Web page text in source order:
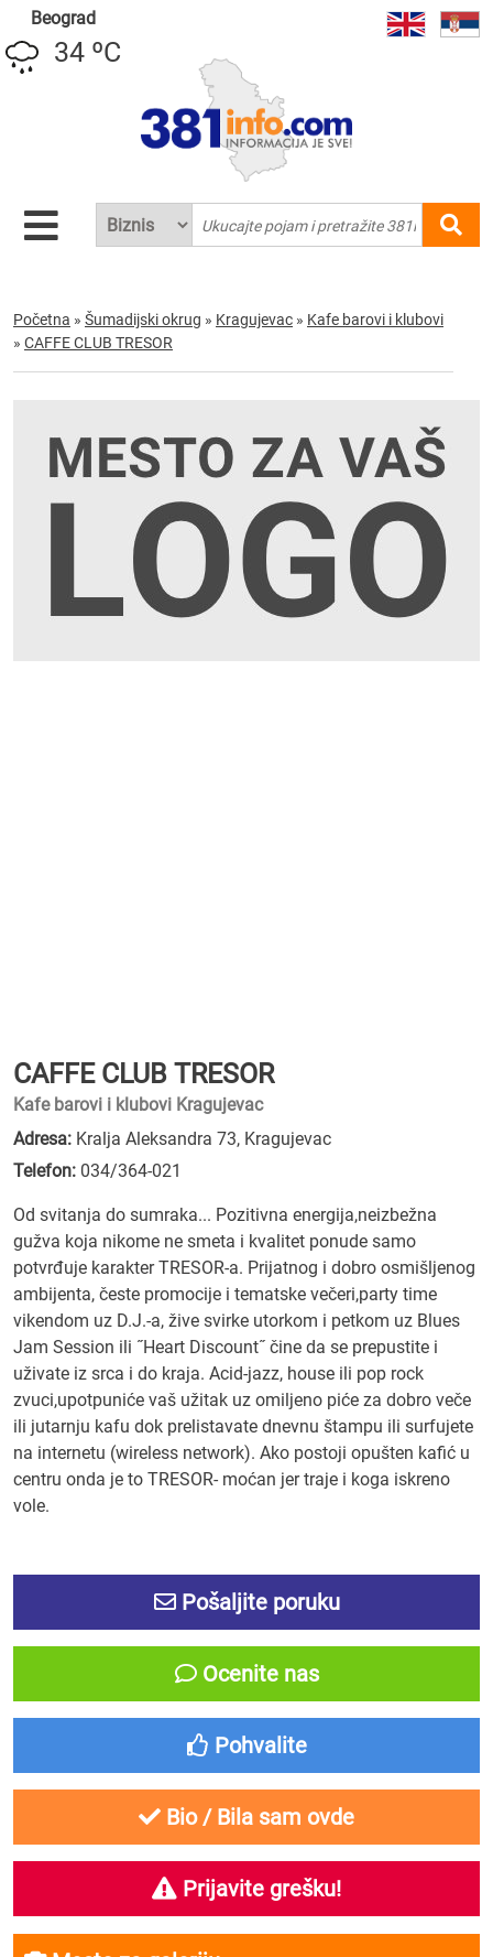
Beograd
34 ºC
Početna » Šumadijski okrug » Kragujevac » Kafe barovi i klubovi
» CAFFE CLUB TRESOR
CAFFE CLUB TRESOR
Kafe barovi i klubovi Kragujevac
Adresa: Kralja Aleksandra 73, Kragujevac
Telefon: 034/364-021
Od svitanja do sumraka... Pozitivna energija,neizbežna
gužva koja nikome ne smeta i kvalitet ponude samo
potvrđuje karakter TRESOR-a. Prijatnog i dobro osmišljenog
ambijenta, česte promocije i tematske večeri,party time
vikendom uz D.J.-a, žive svirke utorkom i petkom uz Blues
Jam Session ili ˝Heart Discount˝ čine da se prepustite i
uživate iz srca i do kraja. Acid-jazz, house ili pop rock
zvuci,upotpuniće vaš užitak uz omiljeno piće za dobro veče
ili jutarnju kafu dok prelistavate dnevnu štampu ili surfujete
na internetu (wireless network). Ako postoji opušten kafić u
centru onda je to TRESOR- moćan jer traje i koga iskreno
vole.
Pošaljite poruku
Ocenite nas
Pohvalite
Bio / Bila sam ovde
Prijavite grešku!